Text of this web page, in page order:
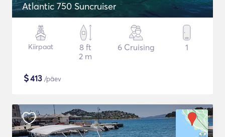
Atlantic 750 Suncruiser
Kiirpaat
8 ft
2 m
6 Cruising 1
$413 /päev